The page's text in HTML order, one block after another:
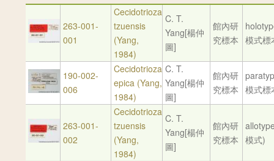
263-001-
001
Cecidotrioza
tzuensis
(Yang,
1984)
C. T.
Yang[楊仲
圖]
館內研
究標本
模式標
190-002-
006
Cecidotrioza
epica (Yang,
1984)
C. T.
Yang[楊仲
圖]
館內研
究標本
模式標
263-001-
002
Cecidotrioza
tzuensis
(Yang,
1984)
C. T.
Yang[楊仲
圖]
館內研
究標本
模式)